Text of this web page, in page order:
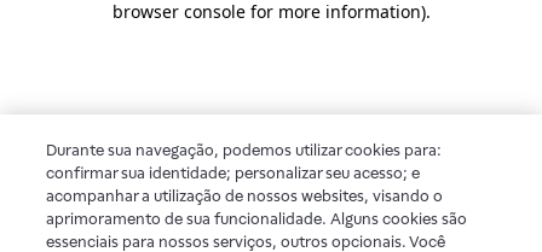
browser console for more information).
Durante sua navegação, podemos utilizar cookies para:
confirmar sua identidade; personalizar seu acesso; e
acompanhar a utilização de nossos websites, visando o
aprimoramento de sua funcionalidade. Alguns cookies são
essenciais para nossos serviços, outros opcionais. Você